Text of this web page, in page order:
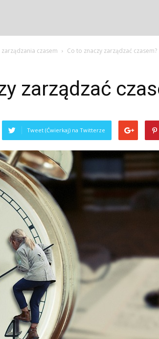
zarządzania czasem Co to znaczy zarządzać czasem?
zarządzać
Tweet (Ćwierkaj) na Twitterze